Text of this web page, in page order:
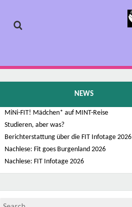
NEWS
MiNi-FIT! Mädchen* auf MINT-Reise
Studieren, aber was?
Berichterstattung über die FIT Infotage 2026
Nachlese: Fit goes Burgenland 2026
Nachlese: FIT Infotage 2026